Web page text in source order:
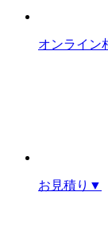
オンライン
お見積り ▼